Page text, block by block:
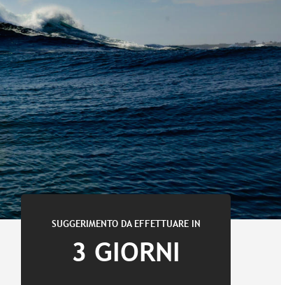
SUGGERIMENTO DA EFFETTUARE IN
3 GIORNI